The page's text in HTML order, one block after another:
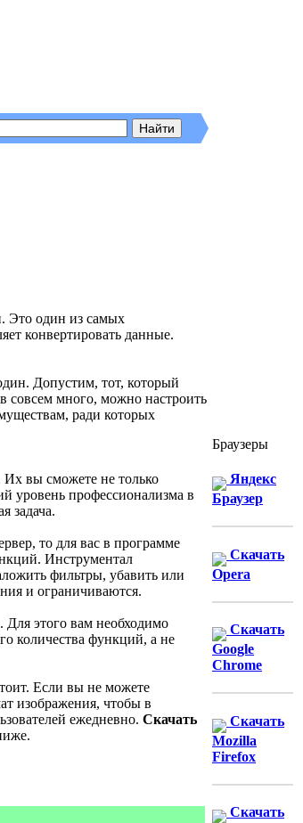
Это один из самых
конвертировать данные.
Допустим, тот, который
совсем много, можно настроить
ради которых
Их вы сможете не только
уровень профессионализма в
задача.
то для вас в программе
Инструментал
фильтры, убавить или
и ограничиваются.
этого вам необходимо
количества функций, а не
Если вы не можете
изображения, чтобы в
ежедневно. Скачать
Браузеры
Яндекс
Браузер
Скачать
Opera
Скачать
Google
Chrome
Скачать
Mozilla
Firefox
Скачать